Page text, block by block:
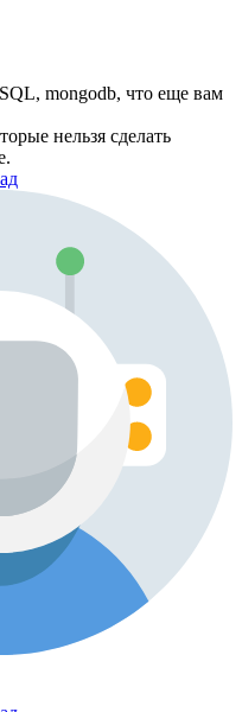
mongodb, что еще вам
нельзя сделать